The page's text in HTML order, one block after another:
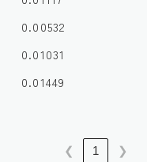
0.00532
0.01031
0.01449
❮ 1 ❯